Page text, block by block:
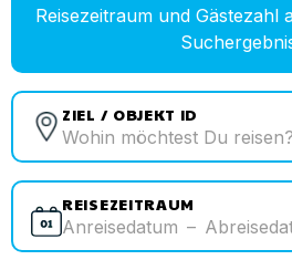
Reisezeitraum und Gästezahl
ZIEL / OBJEKT ID
REISEZEITRAUM
Anreisedatum –